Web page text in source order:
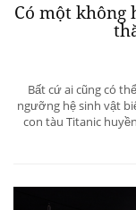
Có một không
Bất cứ ai cũng có
ngưỡng hệ sinh vật
con tàu Titanic